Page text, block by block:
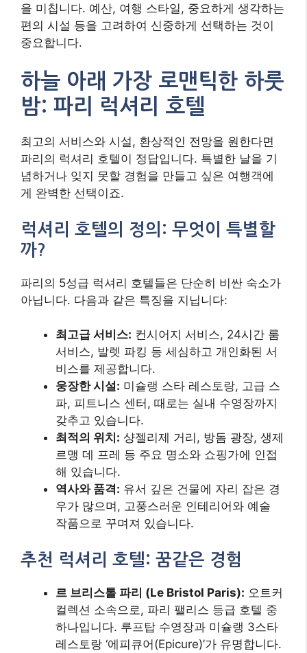
을 미칩니다. 예산, 여행 스타일, 중요하게 생각하는
편의 시설 등을 고려하여 신중하게 선택하는 것이
중요합니다.
하늘 아래 가장 로맨틱한 하룻
밤: 파리 럭셔리 호텔
최고의 서비스와 시설, 환상적인 전망을 원한다면
파리의 럭셔리 호텔이 정답입니다. 특별한 날을 기
념하거나 잊지 못할 경험을 만들고 싶은 여행객에
게 완벽한 선택이죠.
럭셔리 호텔의 정의: 무엇이 특별할
까?
파리의 5성급 럭셔리 호텔들은 단순히 비싼 숙소가
아닙니다. 다음과 같은 특징을 지닙니다:
최고급 서비스: 컨시어지 서비스, 24시간 룸
서비스, 발렛 파킹 등 세심하고 개인화된 서
비스를 제공합니다.
웅장한 시설: 미슐랭 스타 레스토랑, 고급 스
파, 피트니스 센터, 때로는 실내 수영장까지
갖추고 있습니다.
최적의 위치: 샹젤리제 거리, 방돔 광장, 생제
르맹 데 프레 등 주요 명소와 쇼핑가에 인접
해 있습니다.
역사와 품격: 유서 깊은 건물에 자리 잡은 경
우가 많으며, 고풍스러운 인테리어와 예술
작품으로 꾸며져 있습니다.
추천 럭셔리 호텔: 꿈같은 경험
르 브리스톨 파리 (Le Bristol Paris): 오트커
컬렉션 소속으로, 파리 팰리스 등급 호텔 중
하나입니다. 루프탑 수영장과 미슐랭 3스타
레스토랑 ‘에피큐어(Epicure)’가 유명합니다.